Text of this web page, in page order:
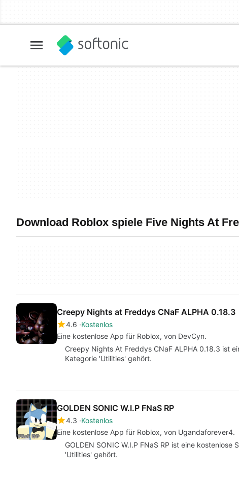
Download Roblox spiele Five Nights At
Creepy Nights at Freddys CNaF ALPHA 0.18.3
4.6 Kostenlos
Eine kostenlose App für Roblox, von DevCyn.
Creepy Nights At Freddys CNaF ALPHA 0.18.3 ist
Kategorie 'Utilities' gehört.
GOLDEN SONIC W.I.P FNaS RP
4.3 Kostenlos
Eine kostenlose App für Roblox, von Ugandaforever4.
GOLDEN SONIC W.I.P FNaS RP ist eine
'Utilities' gehört.